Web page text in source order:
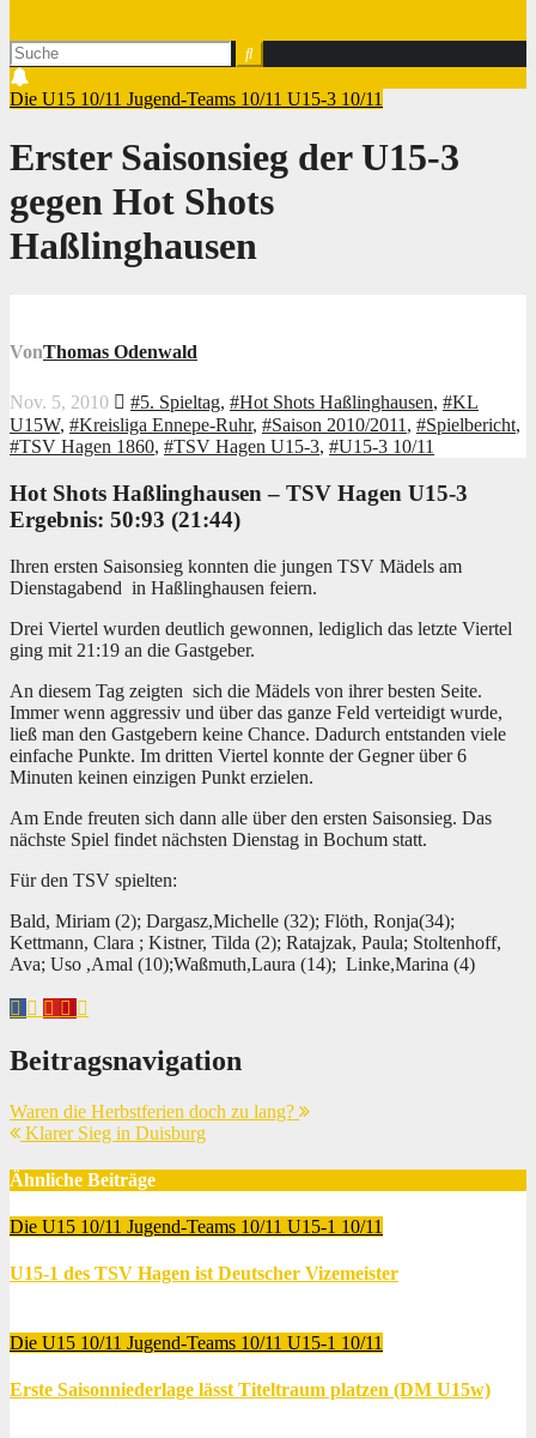
Die U15 10/11 Jugend-Teams 10/11 U15-3 10/11
Erster Saisonsieg der U15-3
gegen Hot Shots
Haßlinghausen
VonThomas Odenwald
Nov. 5, 2010 #5. Spieltag, #Hot Shots Haßlinghausen, #KL
U15W, #Kreisliga Ennepe-Ruhr, #Saison 2010/2011, #Spielbericht,
#TSV Hagen 1860, #TSV Hagen U15-3, #U15-3 10/11
Hot Shots Haßlinghausen – TSV Hagen U15-3
Ergebnis: 50:93 (21:44)
Ihren ersten Saisonsieg konnten die jungen TSV Mädels am
Dienstagabend in Haßlinghausen feiern.
Drei Viertel wurden deutlich gewonnen, lediglich das letzte Viertel
ging mit 21:19 an die Gastgeber.
An diesem Tag zeigten sich die Mädels von ihrer besten Seite.
Immer wenn aggressiv und über das ganze Feld verteidigt wurde,
ließ man den Gastgebern keine Chance. Dadurch entstanden viele
einfache Punkte. Im dritten Viertel konnte der Gegner über 6
Minuten keinen einzigen Punkt erzielen.
Am Ende freuten sich dann alle über den ersten Saisonsieg. Das
nächste Spiel findet nächsten Dienstag in Bochum statt.
Für den TSV spielten:
Bald, Miriam (2); Dargasz,Michelle (32); Flöth, Ronja(34);
Kettmann, Clara ; Kistner, Tilda (2); Ratajzak, Paula; Stoltenhoff,
Ava; Uso ,Amal (10);Waßmuth,Laura (14); Linke,Marina (4)
Beitragsnavigation
Waren die Herbstferien doch zu lang?
Klarer Sieg in Duisburg
Ähnliche Beiträge
Die U15 10/11 Jugend-Teams 10/11 U15-1 10/11
U15-1 des TSV Hagen ist Deutscher Vizemeister
Die U15 10/11 Jugend-Teams 10/11 U15-1 10/11
Erste Saisonniederlage lässt Titeltraum platzen (DM U15w)